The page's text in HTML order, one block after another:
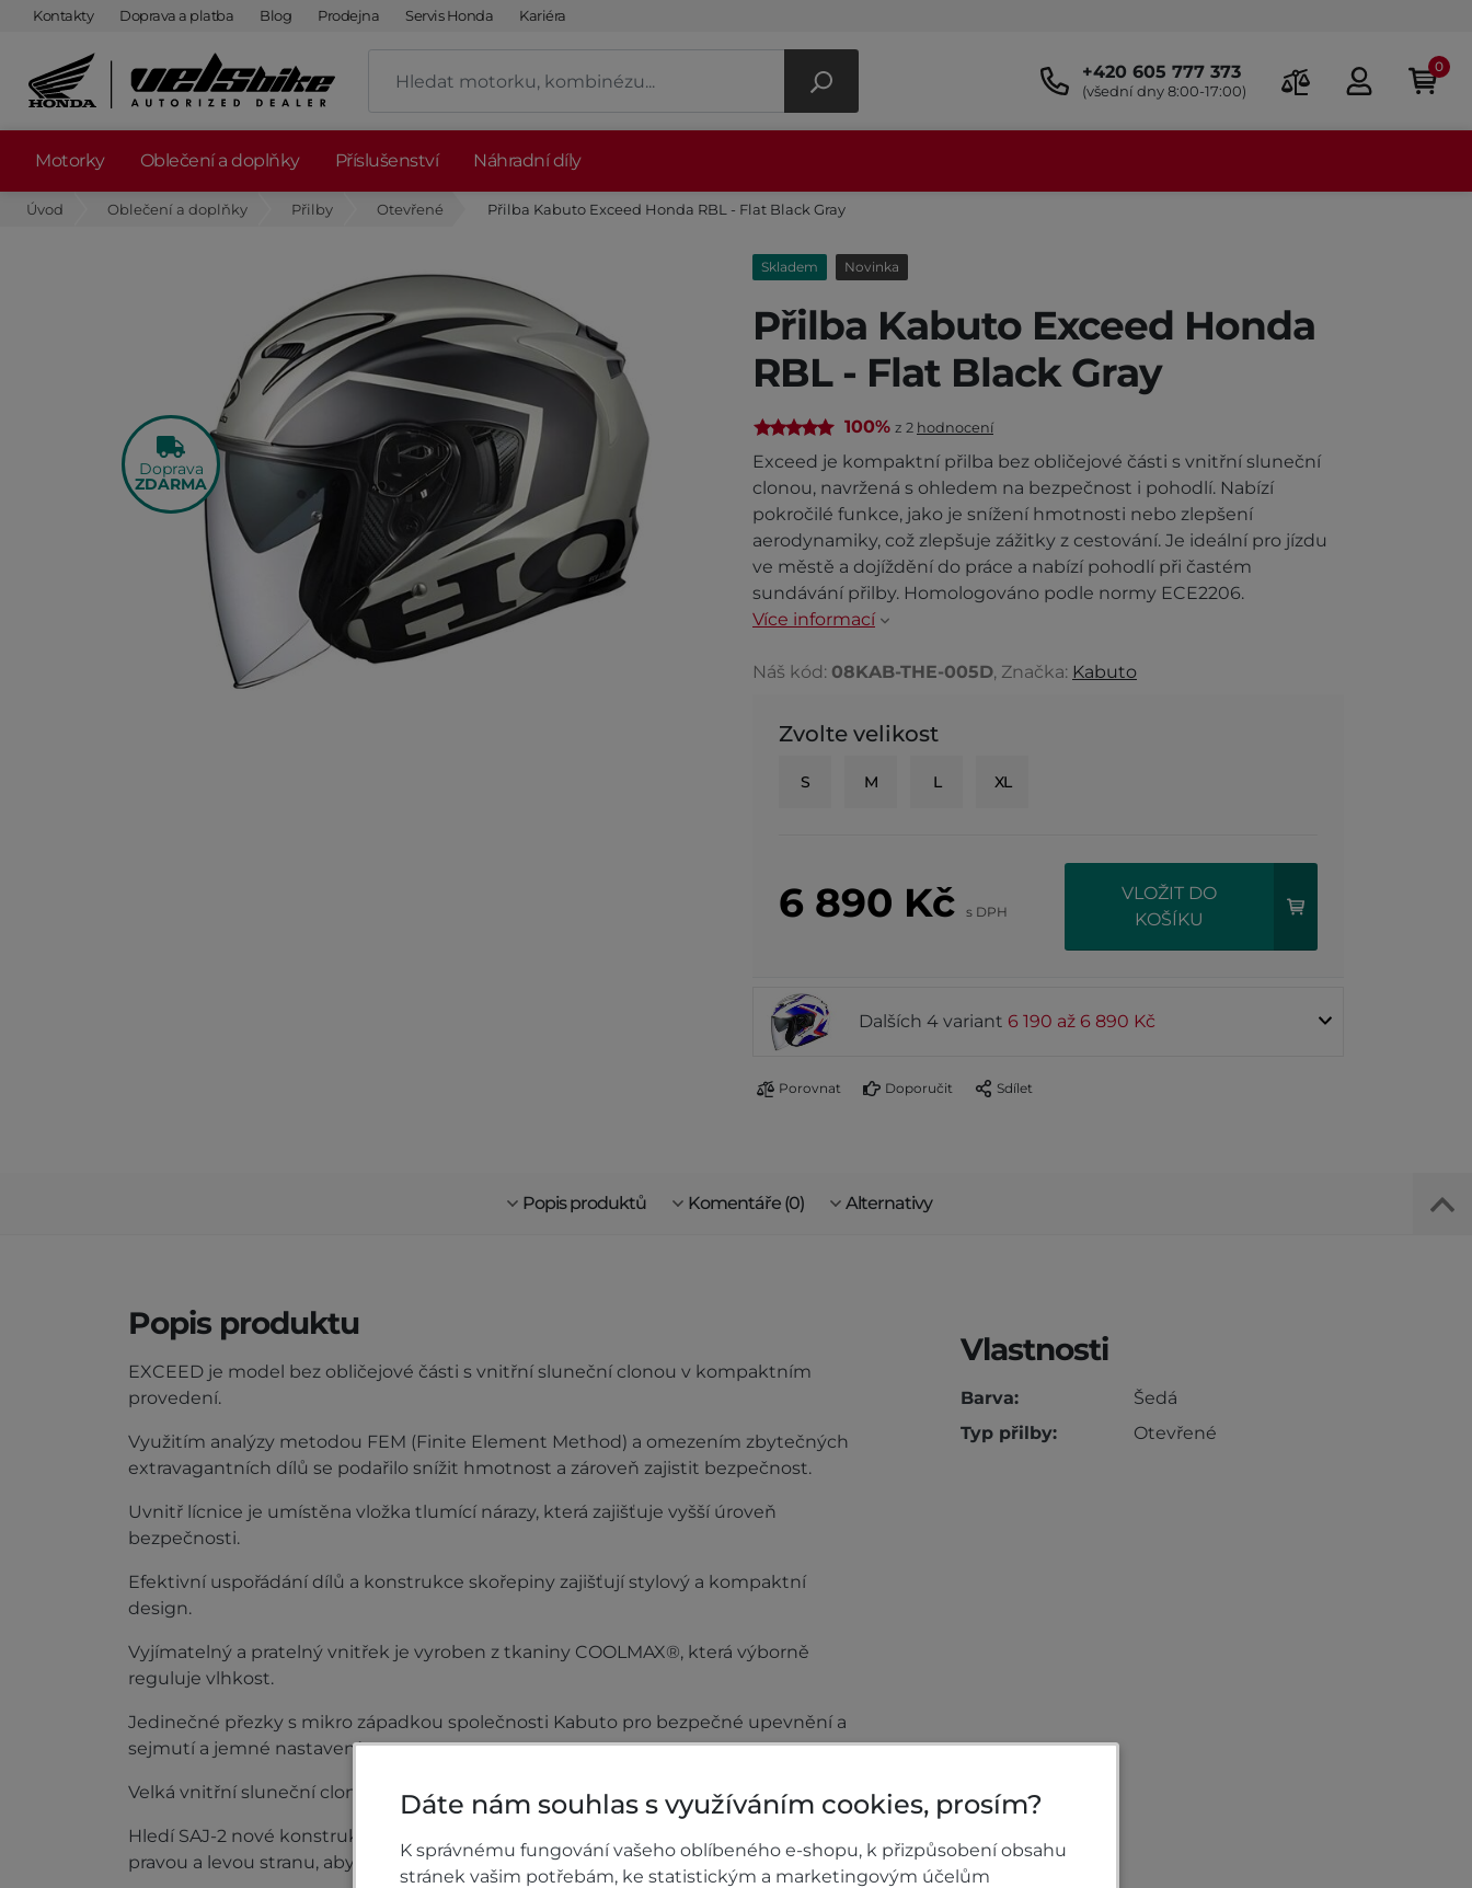
Kontakty Doprava a platba Blog Prodejna Servis Honda Kariéra
+420 605 777 373
(všední dny 8:00-17:00)
0
Motorky Oblečení a doplňky Příslušenství Náhradní díly
Úvod Oblečení a doplňky Přilby Otevřené Přilba Kabuto Exceed Honda RBL - Flat Black Gray
Doprava
ZDARMA
Skladem Novinka
Přilba Kabuto Exceed Honda
RBL - Flat Black Gray
100% z 2 hodnocení
Exceed je kompaktní přilba bez obličejové části s vnitřní sluneční
clonou, navržená s ohledem na bezpečnost i pohodlí. Nabízí
pokročilé funkce, jako je snížení hmotnosti nebo zlepšení
aerodynamiky, což zlepšuje zážitky z cestování. Je ideální pro jízdu
ve městě a dojíždění do práce a nabízí pohodlí při častém
sundávání přilby. Homologováno podle normy ECE2206.
Více informací
Náš kód: 08KAB-THE-005D, Značka: Kabuto
Zvolte velikost
S M L XL
6 890 Kč s DPH
VLOŽIT DO
KOŠÍKU
Dalších 4 variant 6 190 až 6 890 Kč
Porovnat Doporučit Sdílet
Popis produktů Komentáře (0) Alternativy
Popis produktu
EXCEED je model bez obličejové části s vnitřní sluneční clonou v kompaktním
provedení.
Využitím analýzy metodou FEM (Finite Element Method) a omezením zbytečných
extravagantních dílů se podařilo snížit hmotnost a zároveň zajistit bezpečnost.
Uvnitř lícnice je umístěna vložka tlumící nárazy, která zajišťuje vyšší úroveň
bezpečnosti.
Efektivní uspořádání dílů a konstrukce skořepiny zajišťují stylový a kompaktní
design.
Vyjímatelný a pratelný vnitřek je vyroben z tkaniny COOLMAX®, která výborně
reguluje vlhkost.
Jedinečné přezky s mikro západkou společnosti Kabuto pro bezpečné upevnění a
sejmutí a jemné nastavení.
Velká vnitřní sluneční clona.
Hledí SAJ-2 nové konstrukce je vybaveno žebry, která účinně rozdělují vítr na
pravou a levou stranu, aby se snížil tlak větru na obličej.
Vlastnosti
Barva:
Šedá
Typ přilby:
Otevřené
Dáte nám souhlas s využíváním cookies, prosím?
K správnému fungování vašeho oblíbeného e-shopu, k přizpůsobení obsahu
stránek vašim potřebám, ke statistickým a marketingovým účelům